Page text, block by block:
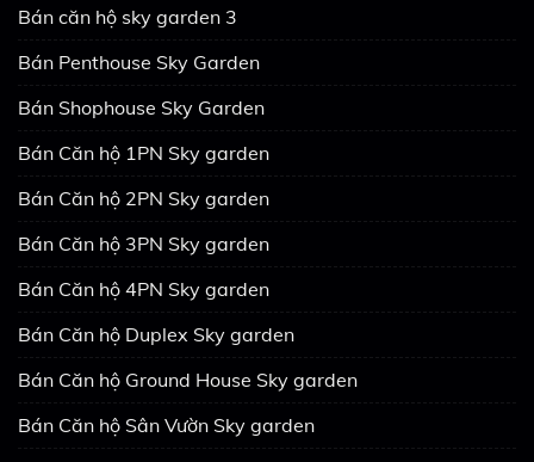
Bán căn hộ sky garden 3
Bán Penthouse Sky Garden
Bán Shophouse Sky Garden
Bán Căn hộ 1PN Sky garden
Bán Căn hộ 2PN Sky garden
Bán Căn hộ 3PN Sky garden
Bán Căn hộ 4PN Sky garden
Bán Căn hộ Duplex Sky garden
Bán Căn hộ Ground House Sky garden
Bán Căn hộ Sân Vườn Sky garden